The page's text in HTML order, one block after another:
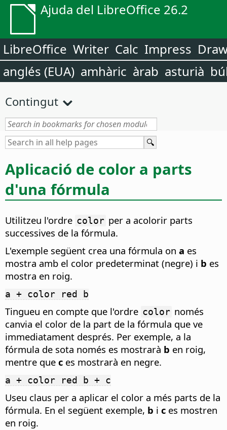
Ajuda del LibreOffice 26.2
LibreOffice Writer Calc Impress
anglés (EUA) amhàric àrab asturià
Contingut
Aplicació de color a parts
d'una fórmula
Utilitzeu l'ordre color per a acolorir parts
successives de la fórmula.
L'exemple següent crea una fórmula on a es
mostra amb el color predeterminat (negre) i b es
mostra en roig.
a + color red b
Tingueu en compte que l'ordre color només
canvia el color de la part de la fórmula que ve
immediatament després. Per exemple, a la
fórmula de sota només es mostrarà b en roig,
mentre que c es mostrarà en negre.
a + color red b + c
Useu claus per a aplicar el color a més parts de la
fórmula. En el següent exemple, b i c es mostren
en roig.